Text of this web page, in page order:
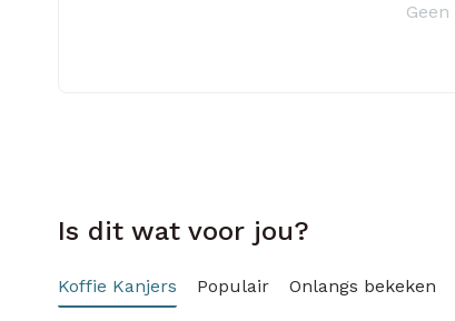
Is dit wat voor jou?
Koffie Kanjers Populair Onlangs bekeken